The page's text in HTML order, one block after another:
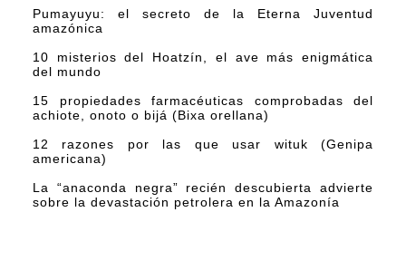
Pumayuyu: el secreto de la Eterna Juventud
amazónica
10 misterios del Hoatzín, el ave más enigmática
del mundo
15 propiedades farmacéuticas comprobadas del
achiote, onoto o bijá (Bixa orellana)
12 razones por las que usar wituk (Genipa
americana)
La “anaconda negra” recién descubierta advierte
sobre la devastación petrolera en la Amazonía